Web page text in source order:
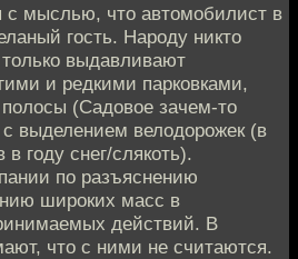
с мыслью, что автомобилист в
гость. Народу никто
только выдавливают
и редкими парковками,
(Садовое зачем-то
выделением велодорожек (в
году снег/слякоть).
по разъяснению
широких масс в
действий. В
что с ними не считаются.